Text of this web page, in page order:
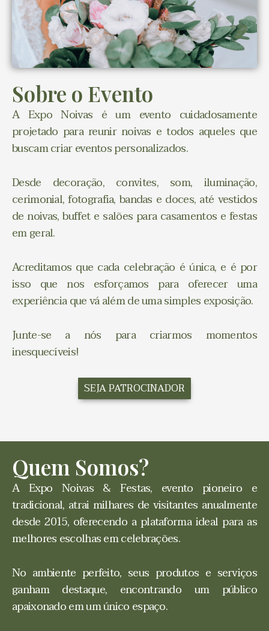
Sobre o Evento
A Expo Noivas é um evento cuidadosamente
projetado para reunir noivas e todos aqueles que
buscam criar eventos personalizados.
Desde decoração, convites, som, iluminação,
cerimonial, fotografia, bandas e doces, até vestidos
de noivas, buffet e salões para casamentos e festas
em geral.
Acreditamos que cada celebração é única, e é por
isso que nos esforçamos para oferecer uma
experiência que vá além de uma simples exposição.
Junte-se a nós para criarmos momentos
inesquecíveis!
SEJA PATROCINADOR
Quem Somos?
A Expo Noivas & Festas, evento pioneiro e
tradicional, atrai milhares de visitantes anualmente
desde 2015, oferecendo a plataforma ideal para as
melhores escolhas em celebrações.
No ambiente perfeito, seus produtos e serviços
ganham destaque, encontrando um público
apaixonado em um único espaço.